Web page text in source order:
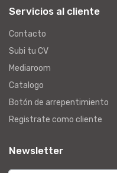
Servicios al cliente
Contacto
Subi tu CV
Mediaroom
Catalogo
Botón de arrepentimiento
Registrate como cliente
Newsletter